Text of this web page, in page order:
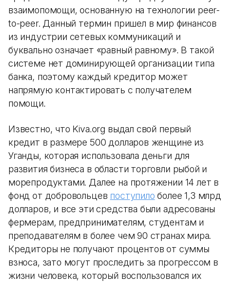
взаимопомощи, основанную на технологии peer-
to-peer. Данный термин пришел в мир финансов
из индустрии сетевых коммуникаций и
буквально означает «равный равному». В такой
системе нет доминирующей организации типа
банка, поэтому каждый кредитор может
напрямую контактировать с получателем
помощи.
Известно, что Kiva.org выдал свой первый
кредит в размере 500 долларов женщине из
Уганды, которая использовала деньги для
развития бизнеса в области торговли рыбой и
морепродуктами. Далее на протяжении 14 лет в
фонд от добровольцев поступило более 1,3 млрд
долларов, и все эти средства были адресованы
фермерам, предпринимателям, студентам и
преподавателям в более чем 90 странах мира.
Кредиторы не получают процентов от суммы
взноса, зато могут проследить за прогрессом в
жизни человека, который воспользовался их